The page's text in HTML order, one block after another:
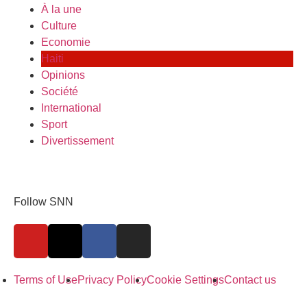
À la une
Culture
Economie
Haiti
Opinions
Société
International
Sport
Divertissement
Follow SNN
Terms of UsePrivacy PolicyCookie SettingsContact us